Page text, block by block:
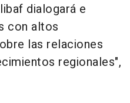
dialogará e
con altos
las relaciones
regionales",